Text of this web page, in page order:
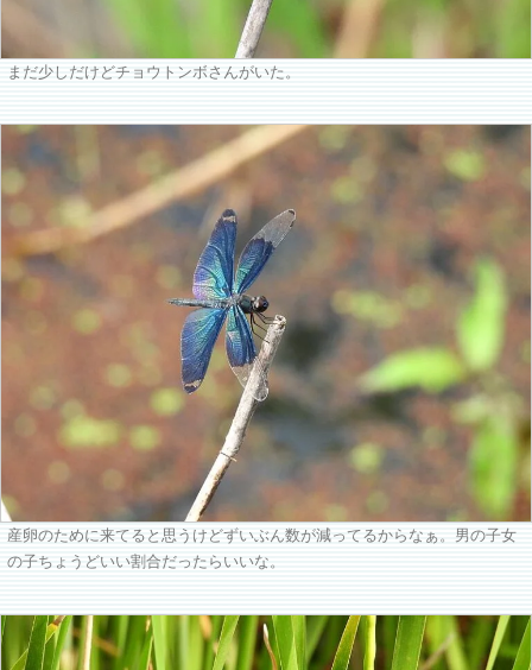
まだ少しだけどチョウトンボさんがいた。
産卵のために来てると思うけどずいぶん数が減ってるからなぁ。男の子女
の子ちょうどいい割合だったらいいな。